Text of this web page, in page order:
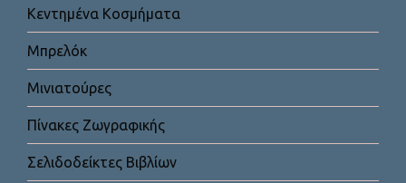
Κεντημένα Κοσμήματα
Μπρελόκ
Μινιατούρες
Πίνακες Ζωγραφικής
Σελιδοδείκτες Βιβλίων